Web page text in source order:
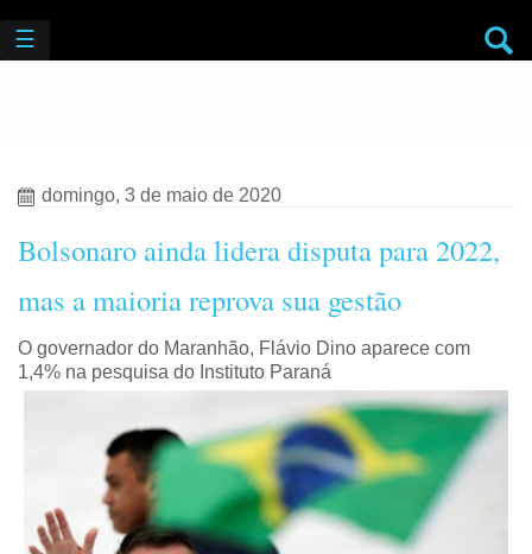
☰
domingo, 3 de maio de 2020
Bolsonaro ainda lidera disputa para 2022,
mas a maioria reprova sua gestão
O governador do Maranhão, Flávio Dino aparece com
1,4% na pesquisa do Instituto Paraná